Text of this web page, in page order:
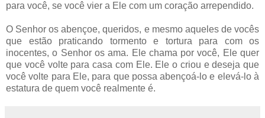
para você, se você vier a Ele com um coração arrependido.
O Senhor os abençoe, queridos, e mesmo aqueles de vocês
que estão praticando tormento e tortura para com os
inocentes, o Senhor os ama. Ele chama por você, Ele quer
que você volte para casa com Ele. Ele o criou e deseja que
você volte para Ele, para que possa abençoá-lo e elevá-lo à
estatura de quem você realmente é.